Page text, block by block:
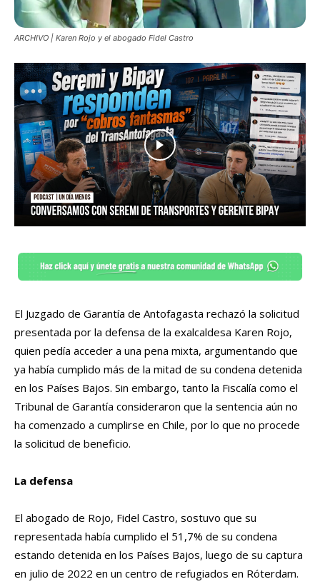
ARCHIVO | Karen Rojo y el abogado Fidel Castro
El Juzgado de Garantía de Antofagasta rechazó la solicitud
presentada por la defensa de la exalcaldesa Karen Rojo,
quien pedía acceder a una pena mixta, argumentando que
ya había cumplido más de la mitad de su condena detenida
en los Países Bajos. Sin embargo, tanto la Fiscalía como el
Tribunal de Garantía consideraron que la sentencia aún no
ha comenzado a cumplirse en Chile, por lo que no procede
la solicitud de beneficio.
La defensa
El abogado de Rojo, Fidel Castro, sostuvo que su
representada había cumplido el 51,7% de su condena
estando detenida en los Países Bajos, luego de su captura
en julio de 2022 en un centro de refugiados en Róterdam.